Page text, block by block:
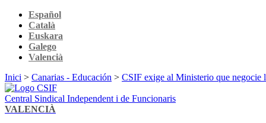
Español
Català
Euskara
Galego
Valencià
Inici > Canarias - Educación > CSIF exige al Ministerio que negocie
Central Sindical Independent i de Funcionaris
VALENCIÀ